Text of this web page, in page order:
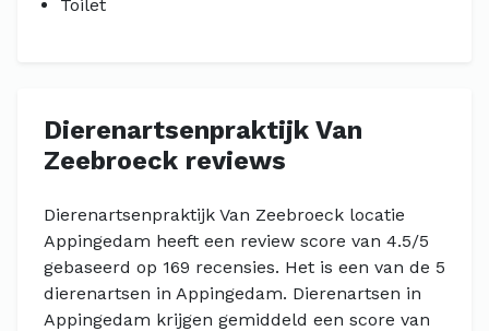
Toilet
Dierenartsenpraktijk Van
Zeebroeck reviews
Dierenartsenpraktijk Van Zeebroeck locatie
Appingedam heeft een review score van 4.5/5
gebaseerd op 169 recensies. Het is een van de 5
dierenartsen in Appingedam. Dierenartsen in
Appingedam krijgen gemiddeld een score van